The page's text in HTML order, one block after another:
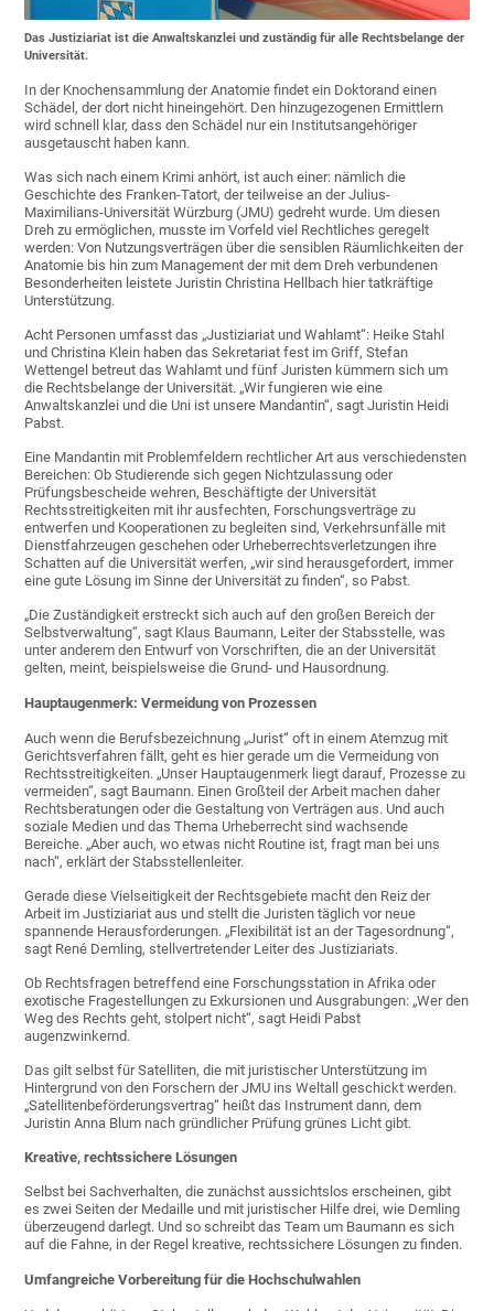
Das Justiziariat ist die Anwaltskanzlei und zuständig für alle Rechtsbelange der
Universität.
In der Knochensammlung der Anatomie findet ein Doktorand einen
Schädel, der dort nicht hineingehört. Den hinzugezogenen Ermittlern
wird schnell klar, dass den Schädel nur ein Institutsangehöriger
ausgetauscht haben kann.
Was sich nach einem Krimi anhört, ist auch einer: nämlich die
Geschichte des Franken-Tatort, der teilweise an der Julius-
Maximilians-Universität Würzburg (JMU) gedreht wurde. Um diesen
Dreh zu ermöglichen, musste im Vorfeld viel Rechtliches geregelt
werden: Von Nutzungsverträgen über die sensiblen Räumlichkeiten der
Anatomie bis hin zum Management der mit dem Dreh verbundenen
Besonderheiten leistete Juristin Christina Hellbach hier tatkräftige
Unterstützung.
Acht Personen umfasst das „Justiziariat und Wahlamt“: Heike Stahl
und Christina Klein haben das Sekretariat fest im Griff, Stefan
Wettengel betreut das Wahlamt und fünf Juristen kümmern sich um
die Rechtsbelange der Universität. „Wir fungieren wie eine
Anwaltskanzlei und die Uni ist unsere Mandantin“, sagt Juristin Heidi
Pabst.
Eine Mandantin mit Problemfeldern rechtlicher Art aus verschiedensten
Bereichen: Ob Studierende sich gegen Nichtzulassung oder
Prüfungsbescheide wehren, Beschäftigte der Universität
Rechtsstreitigkeiten mit ihr ausfechten, Forschungsverträge zu
entwerfen und Kooperationen zu begleiten sind, Verkehrsunfälle mit
Dienstfahrzeugen geschehen oder Urheberrechtsverletzungen ihre
Schatten auf die Universität werfen, „wir sind herausgefordert, immer
eine gute Lösung im Sinne der Universität zu finden“, so Pabst.
„Die Zuständigkeit erstreckt sich auch auf den großen Bereich der
Selbstverwaltung“, sagt Klaus Baumann, Leiter der Stabsstelle, was
unter anderem den Entwurf von Vorschriften, die an der Universität
gelten, meint, beispielsweise die Grund- und Hausordnung.
Hauptaugenmerk: Vermeidung von Prozessen
Auch wenn die Berufsbezeichnung „Jurist“ oft in einem Atemzug mit
Gerichtsverfahren fällt, geht es hier gerade um die Vermeidung von
Rechtsstreitigkeiten. „Unser Hauptaugenmerk liegt darauf, Prozesse zu
vermeiden“, sagt Baumann. Einen Großteil der Arbeit machen daher
Rechtsberatungen oder die Gestaltung von Verträgen aus. Und auch
soziale Medien und das Thema Urheberrecht sind wachsende
Bereiche. „Aber auch, wo etwas nicht Routine ist, fragt man bei uns
nach“, erklärt der Stabsstellenleiter.
Gerade diese Vielseitigkeit der Rechtsgebiete macht den Reiz der
Arbeit im Justiziariat aus und stellt die Juristen täglich vor neue
spannende Herausforderungen. „Flexibilität ist an der Tagesordnung“,
sagt René Demling, stellvertretender Leiter des Justiziariats.
Ob Rechtsfragen betreffend eine Forschungsstation in Afrika oder
exotische Fragestellungen zu Exkursionen und Ausgrabungen: „Wer den
Weg des Rechts geht, stolpert nicht“, sagt Heidi Pabst
augenzwinkernd.
Das gilt selbst für Satelliten, die mit juristischer Unterstützung im
Hintergrund von den Forschern der JMU ins Weltall geschickt werden.
„Satellitenbeförderungsvertrag“ heißt das Instrument dann, dem
Juristin Anna Blum nach gründlicher Prüfung grünes Licht gibt.
Kreative, rechtssichere Lösungen
Selbst bei Sachverhalten, die zunächst aussichtslos erscheinen, gibt
es zwei Seiten der Medaille und mit juristischer Hilfe drei, wie Demling
überzeugend darlegt. Und so schreibt das Team um Baumann es sich
auf die Fahne, in der Regel kreative, rechtssichere Lösungen zu finden.
Umfangreiche Vorbereitung für die Hochschulwahlen